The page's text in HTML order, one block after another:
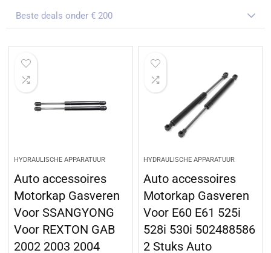
Beste deals onder € 200
HYDRAULISCHE APPARATUUR
Auto accessoires
Motorkap Gasveren
Voor SSANGYONG
Voor REXTON GAB
2002 2003 2004
HYDRAULISCHE APPARATUUR
Auto accessoires
Motorkap Gasveren
Voor E60 E61 525i
528i 530i 502488586
2 Stuks Auto